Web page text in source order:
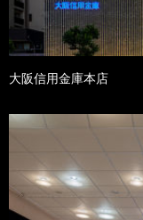
大阪信用金庫本店